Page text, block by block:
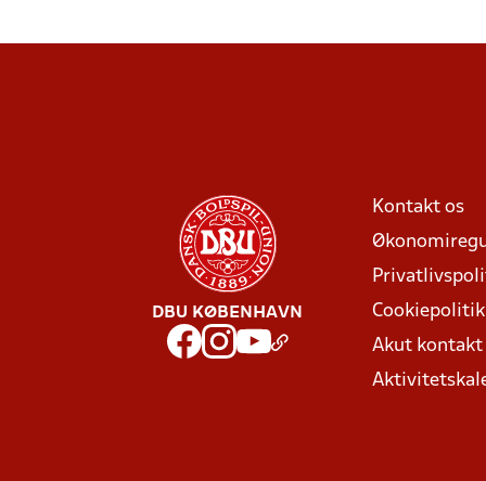
DBU KØBENHAVN
Kontakt os
Cookiepolitik
Akut